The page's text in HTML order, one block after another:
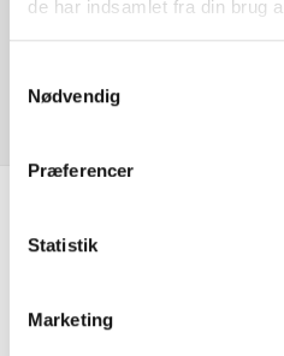
de har indsamlet fra din brug
Nødvendig
Præferencer
Statistik
Marketing
Varme i rat
KONTAKT